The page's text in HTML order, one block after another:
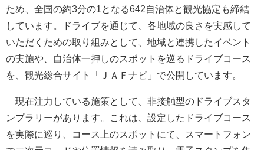
ため、全国の約3分の1となる642自治体と観光協定も締結
しています。ドライブを通じて、各地域の良さを実感して
いただくための取り組みとして、地域と連携したイベント
の実施や、自治体一押しのスポットを巡るドライブコース
を、観光総合サイト「ＪＡＦナビ」で公開しています。
現在注力している施策として、非接触型のドライブスタ
ンプラリーがあります。これは、設定したドライブコース
を実際に巡り、コース上のスポットにて、スマートフォン